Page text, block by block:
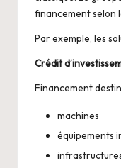
financement selon
Par exemple, les
Crédit
Financement
machines
équipements